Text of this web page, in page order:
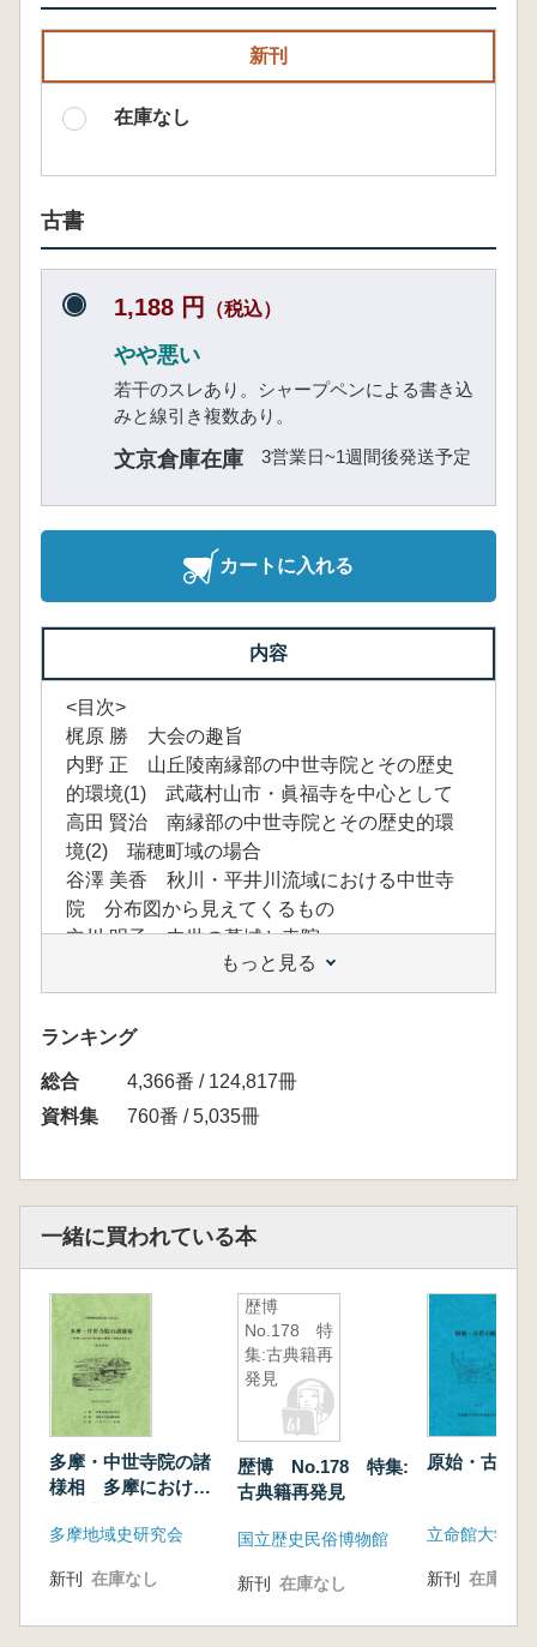
新刊
在庫なし
古書
1,188 円 （税込）
やや悪い
若干のスレあり。シャープペンによる書き込
みと線引き複数あり。
文京倉庫在庫 3営業日~1週間後発送予定
カートに入れる
内容
<目次>
梶原 勝 大会の趣旨
内野 正 山丘陵南縁部の中世寺院とその歴史
的環境(1) 武蔵村山市・眞福寺を中心として
高田 賢治 南縁部の中世寺院とその歴史的環
境(2) 瑞穂町域の場合
谷澤 美香 秋川・平井川流域における中世寺
院 分布図から見えてくるもの
立川 明子 中世の墓域と寺院
米崎 清実 多摩の近世寺院 中世からの継承
と断絶
峰岸 純夫 中世多摩地域の寺院と霊場
【紙上発表】
宮澤美和子 中世多摩周辺の修験 半沢覚円坊
と大塚十玉坊
もっと見る
ランキング
総合
4,366番 / 124,817冊
資料集
760番 / 5,035冊
一緒に買われている本
多摩・中世寺院の諸
様相 多摩における
割を考える
多摩地域史研究会
新刊 在庫なし
歴博
No.178 特
集:古典籍再
発見
歴博 No.178 特集:
古典籍再発見
国立歴史民俗博物館
新刊 在庫なし
原始・古代
新刊 在庫なし